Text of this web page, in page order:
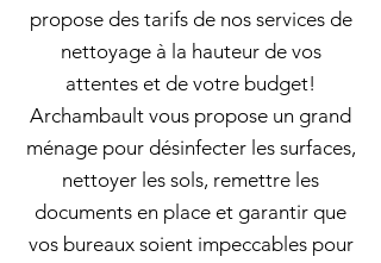
propose des tarifs de nos services de
nettoyage à la hauteur de vos
attentes et de votre budget!
Archambault vous propose un grand
ménage pour désinfecter les surfaces,
nettoyer les sols, remettre les
documents en place et garantir que
vos bureaux soient impeccables pour